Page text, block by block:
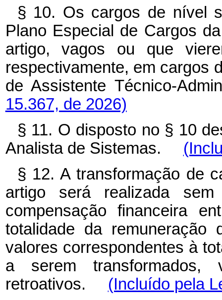
§ 10. Os cargos de nível
Plano Especial de Cargos
artigo, vagos ou que
respectivamente, em cargos
de Assistente Técnico-
15.367, de 2026)
§ 11. O disposto no § 10
Analista de Sistemas.
§ 12. A transformação de
artigo será realizada
compensação financeira
totalidade da
valores correspondentes à
a serem
retroativos. (Incluído pela